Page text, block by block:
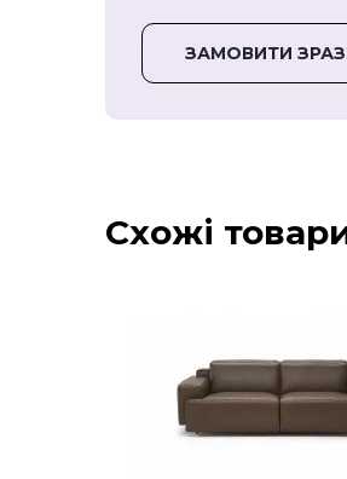
ЗАМОВИТИ
Схожі